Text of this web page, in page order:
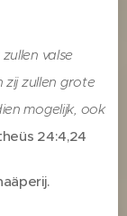
valse
zij zullen grote
mogelijk, ook
24:4,24